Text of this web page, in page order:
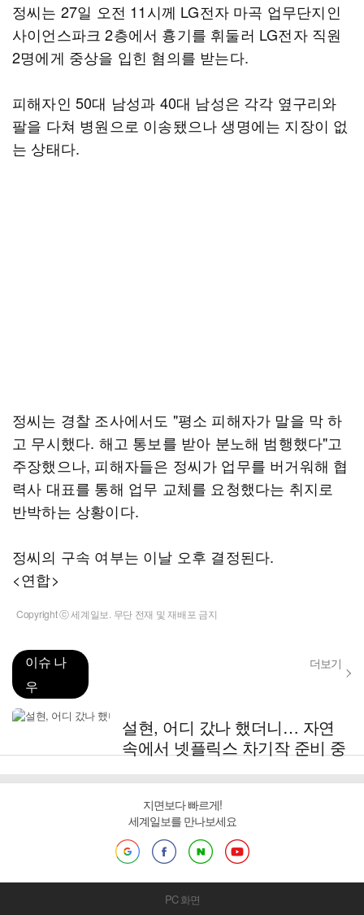
정씨는 27일 오전 11시께 LG전자 마곡 업무단지인
사이언스파크 2층에서 흉기를 휘둘러 LG전자 직원
2명에게 중상을 입힌 혐의를 받는다.
피해자인 50대 남성과 40대 남성은 각각 옆구리와
팔을 다쳐 병원으로 이송됐으나 생명에는 지장이 없
는 상태다.
정씨는 경찰 조사에서도 "평소 피해자가 말을 막 하
고 무시했다. 해고 통보를 받아 분노해 범행했다"고
주장했으나, 피해자들은 정씨가 업무를 버거워해 협
력사 대표를 통해 업무 교체를 요청했다는 취지로
반박하는 상황이다.
정씨의 구속 여부는 이날 오후 결정된다.
<연합>
Copyright ⓒ 세계일보. 무단 전재 및 재배포 금지
이슈 나
우
더보기
설현, 어디 갔나 했더니… 자연
속에서 넷플릭스 차기작 준비 중
지면보다 빠르게!
세계일보를 만나보세요
PC 화면